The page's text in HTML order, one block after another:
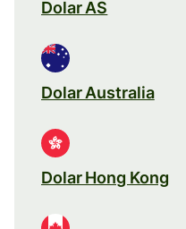
Dolar AS
Dolar Australia
Dolar Hong Kong